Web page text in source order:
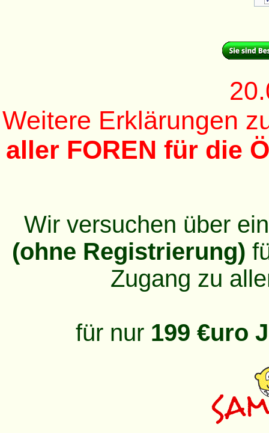
Weitere Erklärungen
aller FOREN für die
Wir versuchen über
(ohne Registrierung)
Zugang zu
für nur 199 €uro